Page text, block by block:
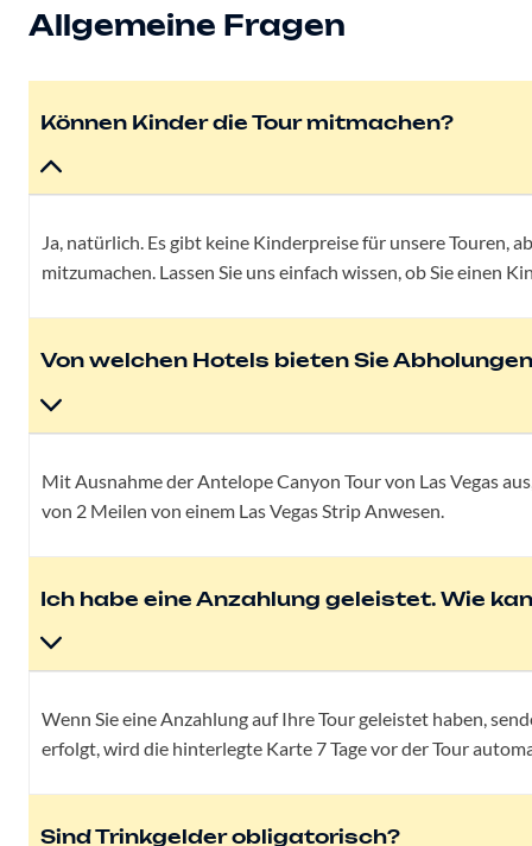
Allgemeine Fragen
Können Kinder die Tour mitmachen?
Ja, natürlich. Es gibt keine Kinderpreise für unsere Touren,
mitzumachen. Lassen Sie uns einfach wissen, ob Sie einen
Von welchen Hotels bieten Sie
Mit Ausnahme der Antelope Canyon Tour von Las Vegas
von 2 Meilen von einem Las Vegas Strip Anwesen.
Ich habe eine Anzahlung geleistet. Wie
Wenn Sie eine Anzahlung auf Ihre Tour geleistet haben,
erfolgt, wird die hinterlegte Karte 7 Tage vor der Tour
Sind Trinkgelder obligatorisch?